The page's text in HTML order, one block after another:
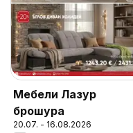
Мебели Лазур
брошура
20.07. - 16.08.2026